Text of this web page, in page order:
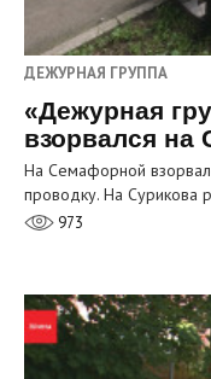
ДЕЖУРНАЯ ГРУППА
«Дежурная
взорвался
На Семафорной
проводку. На Сурикова
973